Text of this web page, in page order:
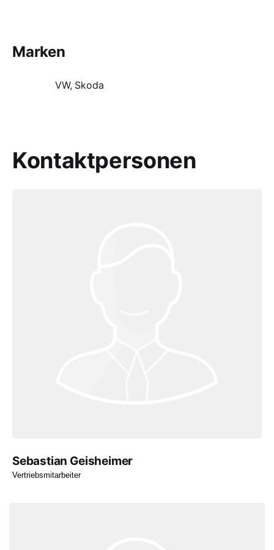
Marken
VW, Skoda
Kontaktpersonen
Sebastian Geisheimer
Vertriebsmitarbeiter